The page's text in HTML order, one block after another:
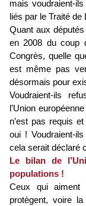
mais voudraient-ils
liés par le Traité de
Quant aux
en 2008 du coup
Congrès, quelle
est même pas
désormais pour
Voudraient-ils
l’Union
n’est pas requis
oui ! Voudraient-
cela serait déclaré
Le bilan de
populations !
Ceux qui aiment
protègent, voire